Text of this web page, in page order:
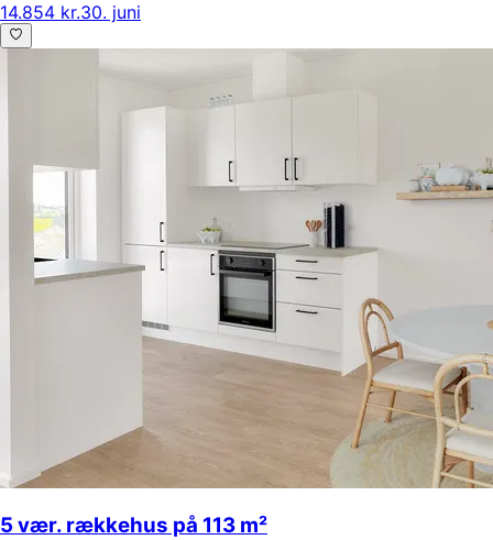
14.854 kr.30. juni
5 vær. rækkehus på 113 m²